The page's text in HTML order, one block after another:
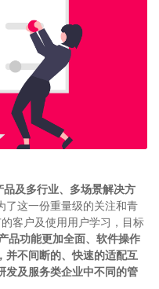
品及多行业、多场景解决方
了这一份重量级的关注和青
客户及使用用户学习，目标
品功能更加全面、软件操作
并不间断的、快速的适配互
发及服务类企业中不同的管